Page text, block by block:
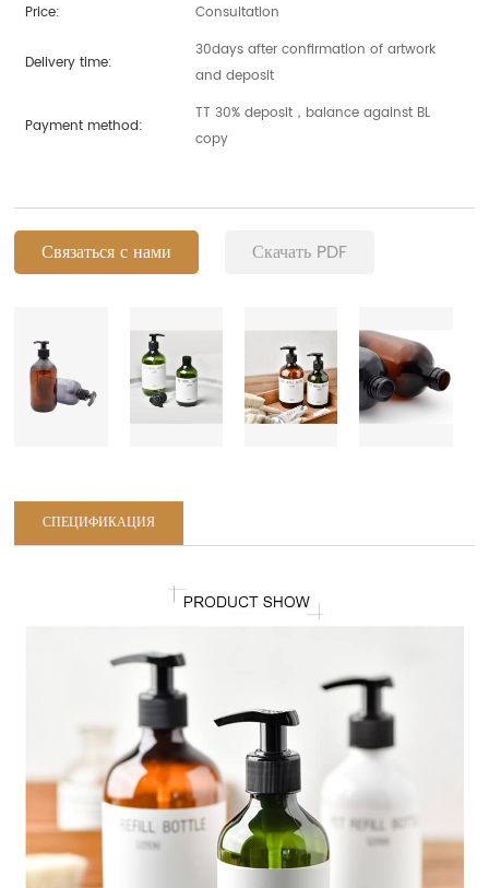
Price: Consultation
Delivery time:
30days after confirmation of artwork
and deposit
Payment method:
TT 30% deposit，balance against BL
copy
Связаться с нами Скачать PDF
СПЕЦИФИКАЦИЯ